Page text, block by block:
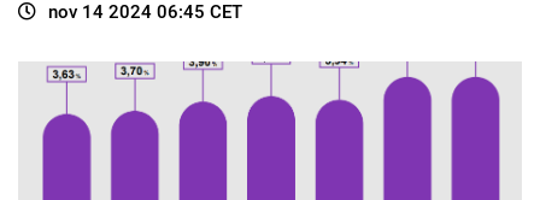
nov 14 2024 06:45 CET